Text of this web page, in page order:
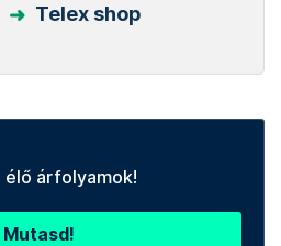
Telex shop
élő árfolyamok!
Mutasd!